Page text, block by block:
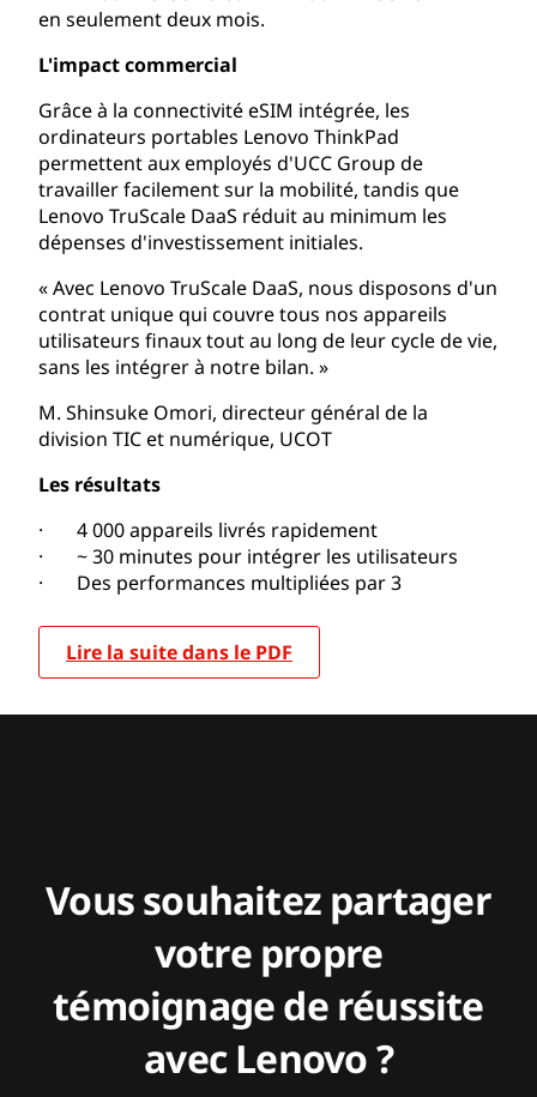
en seulement deux mois.
L'impact commercial
Grâce à la connectivité eSIM intégrée, les
ordinateurs portables Lenovo ThinkPad
permettent aux employés d'UCC Group de
travailler facilement sur la mobilité, tandis que
Lenovo TruScale DaaS réduit au minimum les
dépenses d'investissement initiales.
« Avec Lenovo TruScale DaaS, nous disposons d'un
contrat unique qui couvre tous nos appareils
utilisateurs finaux tout au long de leur cycle de vie,
sans les intégrer à notre bilan. »
M. Shinsuke Omori, directeur général de la
division TIC et numérique, UCOT
Les résultats
· 4 000 appareils livrés rapidement
· ~ 30 minutes pour intégrer les utilisateurs
· Des performances multipliées par 3
Lire la suite dans le PDF
Vous souhaitez partager
votre propre
témoignage de réussite
avec Lenovo ?